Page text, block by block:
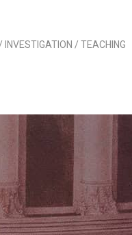
INVESTIGATION / TEACHING